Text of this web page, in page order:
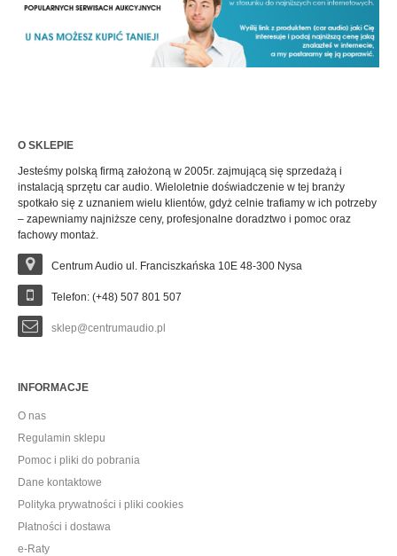
O SKLEPIE
Jesteśmy polską firmą założoną w 2005r. zajmującą się sprzedażą i
instalacją sprzętu car audio. Wieloletnie doświadczenie w tej branży
spotkało się z uznaniem wielu klientów, gdyż celnie trafiamy w ich potrzeby
– zapewniamy najniższe ceny, profesjonalne doradztwo i pomoc oraz
fachowy montaż.
Centrum Audio ul. Franciszkańska 10E 48-300 Nysa
Telefon: (+48) 507 801 507
sklep@centrumaudio.pl
INFORMACJE
O nas
Regulamin sklepu
Pomoc i pliki do pobrania
Dane kontaktowe
Polityka prywatności i pliki cookies
Płatności i dostawa
e-Raty